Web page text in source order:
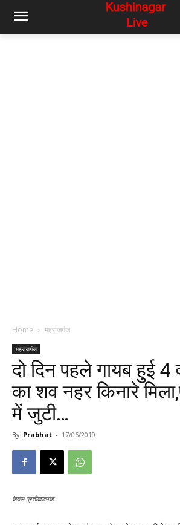
Home महराजगंज
महराजगंज
दो दिन पहले गायब हुई 4
का शव नहर किनारे
में जुटी…
By Prabhat - 17/06/2019
केवल प्रतीकात्मक